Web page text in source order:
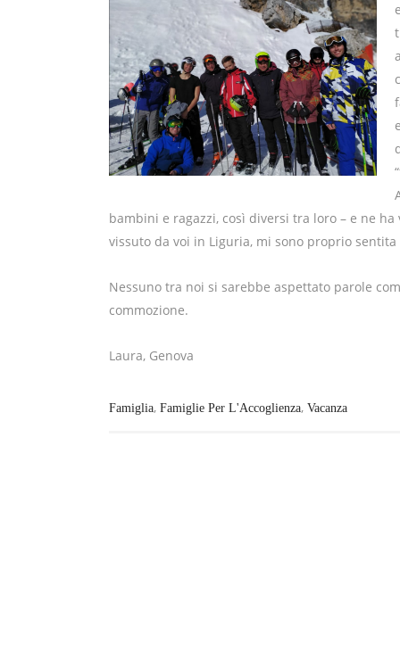
bambini e ragazzi, così diversi tra loro – e ne
vissuto da voi in Liguria, mi sono proprio sentita
Nessuno tra noi si sarebbe aspettato parole
commozione.
Laura, Genova
Famiglia, Famiglie Per L'Accoglienza, Vacanza